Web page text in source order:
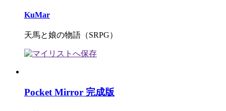
KuMar
天馬と娘の物語（SRPG）
Pocket Mirror 完成版